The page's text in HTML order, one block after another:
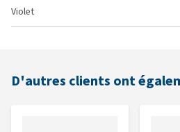
Violet
D'autres clients ont